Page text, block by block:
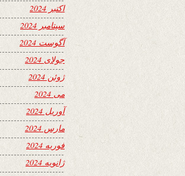
اکتبر 2024
سپتامبر 2024
آگوست 2024
جولای 2024
ژوئن 2024
می 2024
آوریل 2024
مارس 2024
فوریه 2024
ژانویه 2024